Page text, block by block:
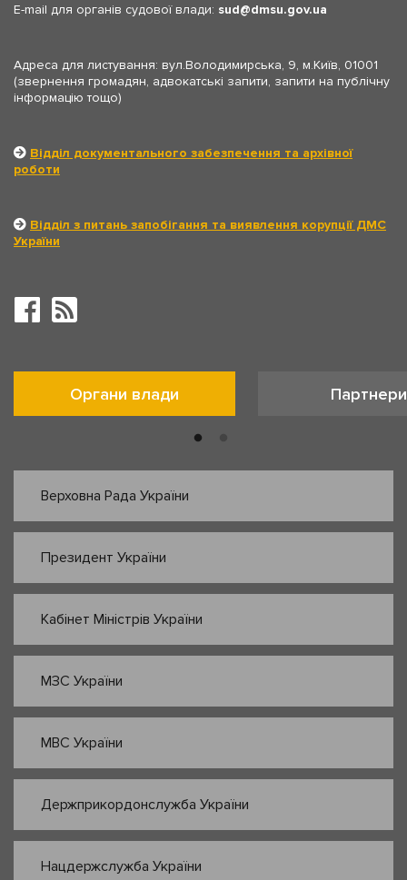
E-mail для органів судової влади: sud dmsu.gov.ua
Адреса для листування: вул.Володимирська, 9, м.Київ, 01001
(звернення громадян, адвокатські запити, запити на публічну
інформацію тощо)
Відділ документального забезпечення та архівної
роботи
Відділ з питань запобігання та виявлення корупції ДМС
України
Органи влади Партнери
Верховна Рада України
Президент України
Кабінет Міністрів України
МЗС України
МВС України
Держприкордонслужба України
Нацдержслужба України